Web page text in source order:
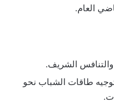
العام.
الشريف.
طاقات الشباب نحو